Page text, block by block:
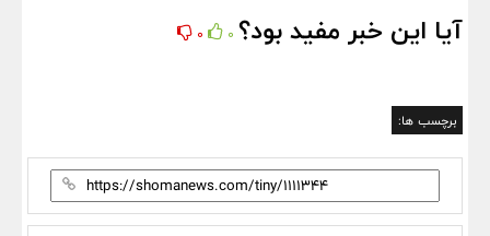
آیا این خبر مفید بود؟ 0
0
برچسب ها: